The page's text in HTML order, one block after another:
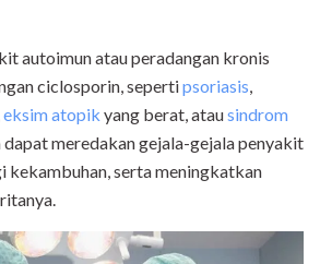
autoimun atau peradangan kronis
ciclosporin, sepertipsoriasis,
eksim atopik yang berat, atausindrom
meredakan gejala-gejala penyakit
kekambuhan, serta meningkatkan